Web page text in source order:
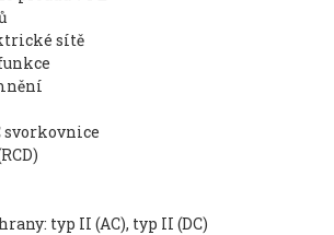
sítě
svorkovnice
typ II (AC), typ II (DC)